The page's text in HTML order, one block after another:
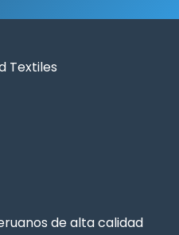
de alta calidad